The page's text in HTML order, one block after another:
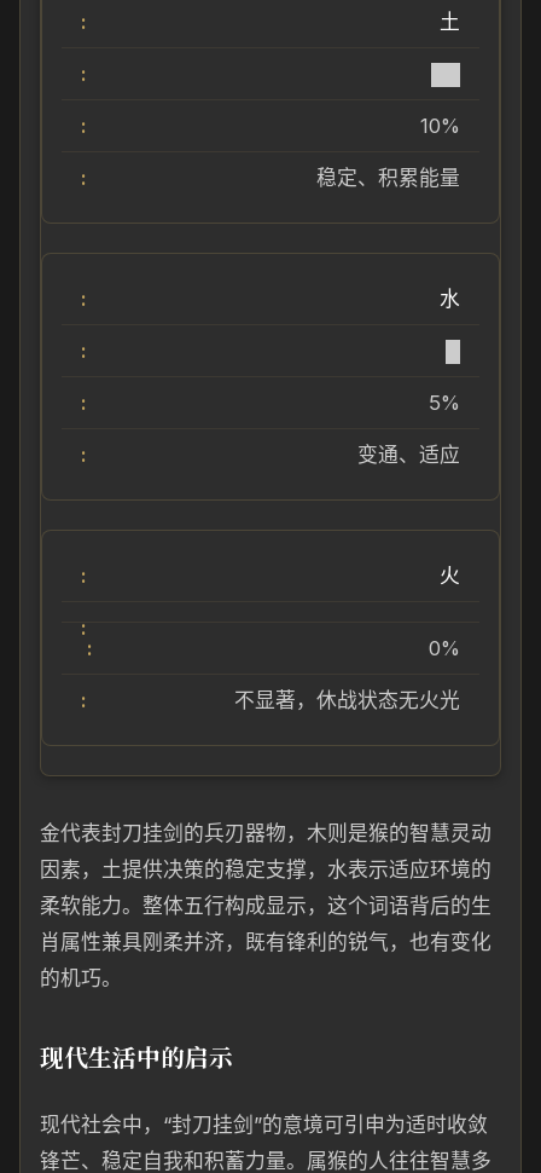
土
10%
稳定、积累能量
水
5%
变通、适应
火
0%
不显著，休战状态无火光
金代表封刀挂剑的兵刃器物，木则是猴的智慧灵动
因素，土提供决策的稳定支撑，水表示适应环境的
柔软能力。整体五行构成显示，这个词语背后的生
肖属性兼具刚柔并济，既有锋利的锐气，也有变化
的机巧。
现代生活中的启示
现代社会中，“封刀挂剑”的意境可引申为适时收敛
锋芒、稳定自我和积蓄力量。属猴的人往往智慧多